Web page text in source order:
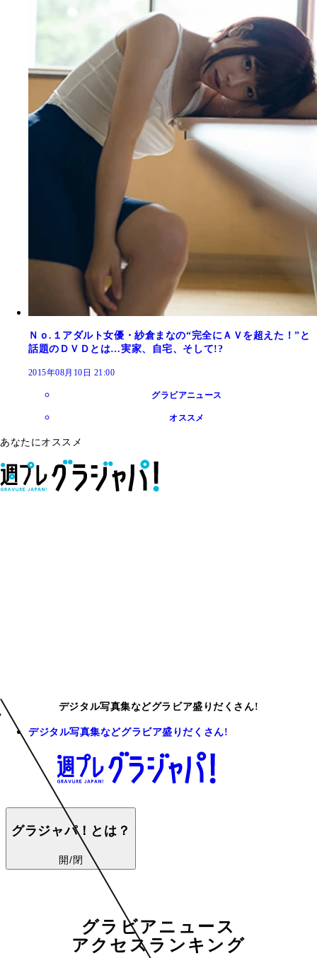
Ｎｏ.１アダルト女優・紗倉まなの“完全にＡＶを超えた！”と
話題のＤＶＤとは…実家、自宅、そして!?
2015年08月10日 21:00
グラビアニュース
オススメ
あなたにオススメ
デジタル写真集などグラビア盛りだくさん!
デジタル写真集などグラビア盛りだくさん!
グラジャパ！とは？
開/閉
グラビアニュース
アクセスランキング